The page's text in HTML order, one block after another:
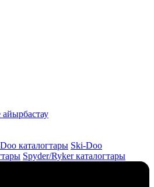
каталогтары Ski-Doo
Spyder/Ryker каталогтары